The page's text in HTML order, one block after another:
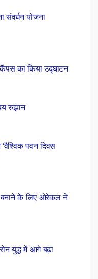
संवर्धन योजना
कैंपस का किया उद्घाटन
रुझान
पवन दिवस
के लिए ओरेकल ने
युद्ध में आगे बढ़ा